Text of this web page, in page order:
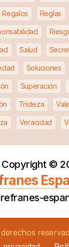
Regalos Reglas
Salud
Soluciones
Superación
Tristeza
Veracidad
Copyright ©